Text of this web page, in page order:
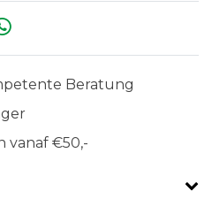
Beratung
vanaf €50,-